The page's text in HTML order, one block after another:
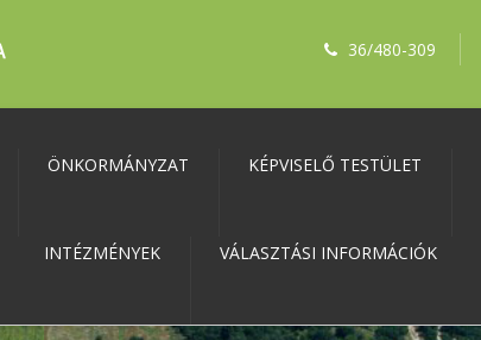
36/480-309
ÖNKORMÁNYZAT KÉPVISELŐ TESTÜLET
INTÉZMÉNYEK VÁLASZTÁSI INFORMÁCIÓK